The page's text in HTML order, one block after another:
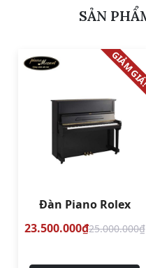
SẢN
GIẢM
Đàn Piano Rolex
23.500.000₫25.000.000₫